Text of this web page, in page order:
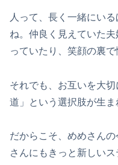
人って、長く一緒にい
ね。仲良く見えていた
っていたり、笑顔の裏
それでも、お互いを大
道」という選択肢が生ま
だからこそ、めめさん
さんにもきっと新しい